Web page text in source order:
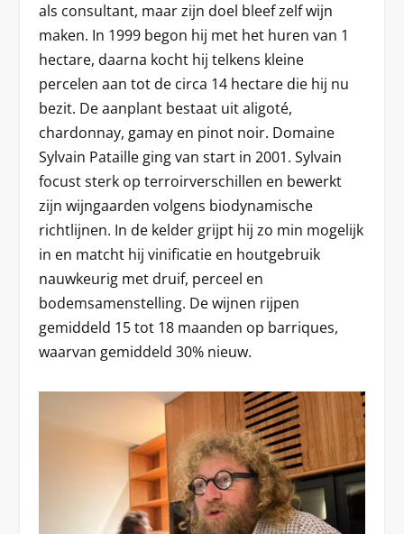
als consultant, maar zijn doel bleef zelf wijn
maken. In 1999 begon hij met het huren van 1
hectare, daarna kocht hij telkens kleine
percelen aan tot de circa 14 hectare die hij nu
bezit. De aanplant bestaat uit aligoté,
chardonnay, gamay en pinot noir. Domaine
Sylvain Pataille ging van start in 2001. Sylvain
focust sterk op terroirverschillen en bewerkt
zijn wijngaarden volgens biodynamische
richtlijnen. In de kelder grijpt hij zo min mogelijk
in en matcht hij vinificatie en houtgebruik
nauwkeurig met druif, perceel en
bodemsamenstelling. De wijnen rijpen
gemiddeld 15 tot 18 maanden op barriques,
waarvan gemiddeld 30% nieuw.